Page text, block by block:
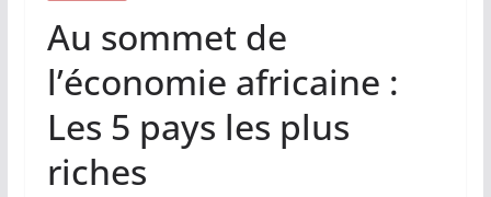
Au sommet de
l’économie africaine :
Les 5 pays les plus
riches